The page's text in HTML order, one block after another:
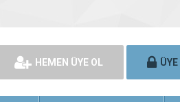
HEMEN ÜYE OL